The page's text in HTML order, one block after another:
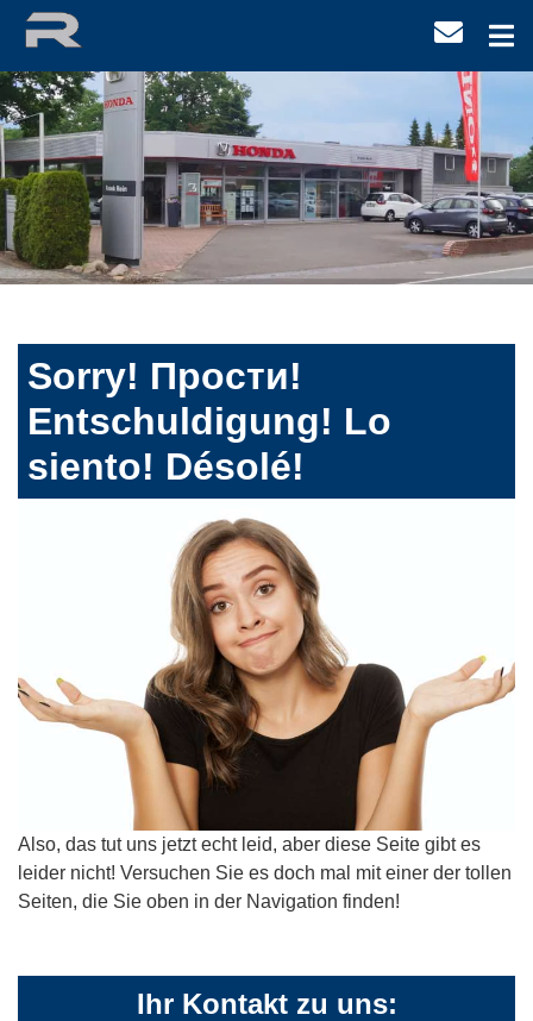
Sorry! Прости!
Entschuldigung! Lo
siento! Désolé!
Also, das tut uns jetzt echt leid, aber diese Seite gibt es
leider nicht! Versuchen Sie es doch mal mit einer der tollen
Seiten, die Sie oben in der Navigation finden!
Ihr Kontakt zu uns: